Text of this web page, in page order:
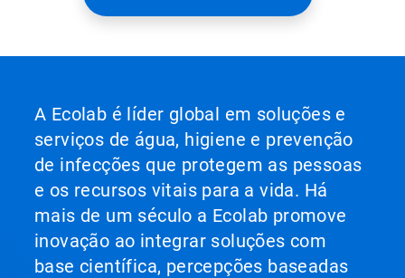
A Ecolab é líder global em soluções e
serviços de água, higiene e prevenção
de infecções que protegem as pessoas
e os recursos vitais para a vida. Há
mais de um século a Ecolab promove
inovação ao integrar soluções com
base científica, percepções baseadas